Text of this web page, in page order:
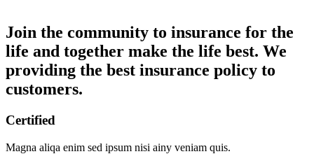
Join the community to insurance for the
life and together make the life best. We
providing the best insurance policy to
customers.
Certified
Magna aliqa enim sed ipsum nisi ainy veniam quis.